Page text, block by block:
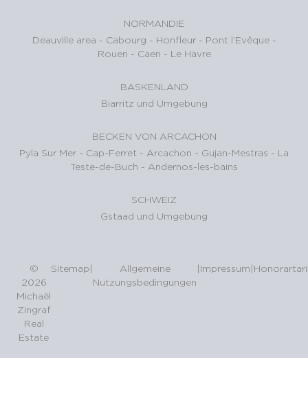
NORMANDIE
Deauville area - Cabourg - Honfleur - Pont l’Evêque -
Rouen - Caen - Le Havre
BASKENLAND
Biarritz und Umgebung
BECKEN VON ARCACHON
Pyla Sur Mer - Cap-Ferret - Arcachon - Gujan-Mestras - La
Teste-de-Buch - Andernos-les-bains
SCHWEIZ
Gstaad und Umgebung
©
2026
Michaël
Zingraf
Real
Estate
Sitemap |
Allgemeine
Nutzungsbedingungen
| Impressum |